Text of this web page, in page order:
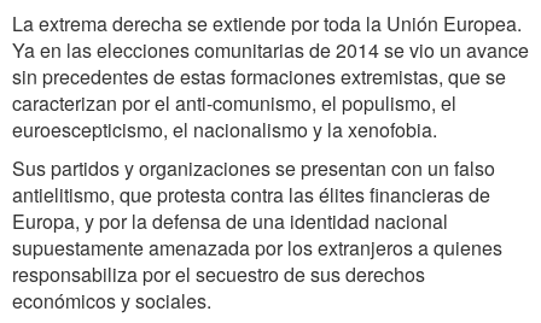
La extrema derecha se extiende por toda la Unión Europea.
Ya en las elecciones comunitarias de 2014 se vio un avance
sin precedentes de estas formaciones extremistas, que se
caracterizan por el anti-comunismo, el populismo, el
euroescepticismo, el nacionalismo y la xenofobia.
Sus partidos y organizaciones se presentan con un falso
antielitismo, que protesta contra las élites financieras de
Europa, y por la defensa de una identidad nacional
supuestamente amenazada por los extranjeros a quienes
responsabiliza por el secuestro de sus derechos
económicos y sociales.